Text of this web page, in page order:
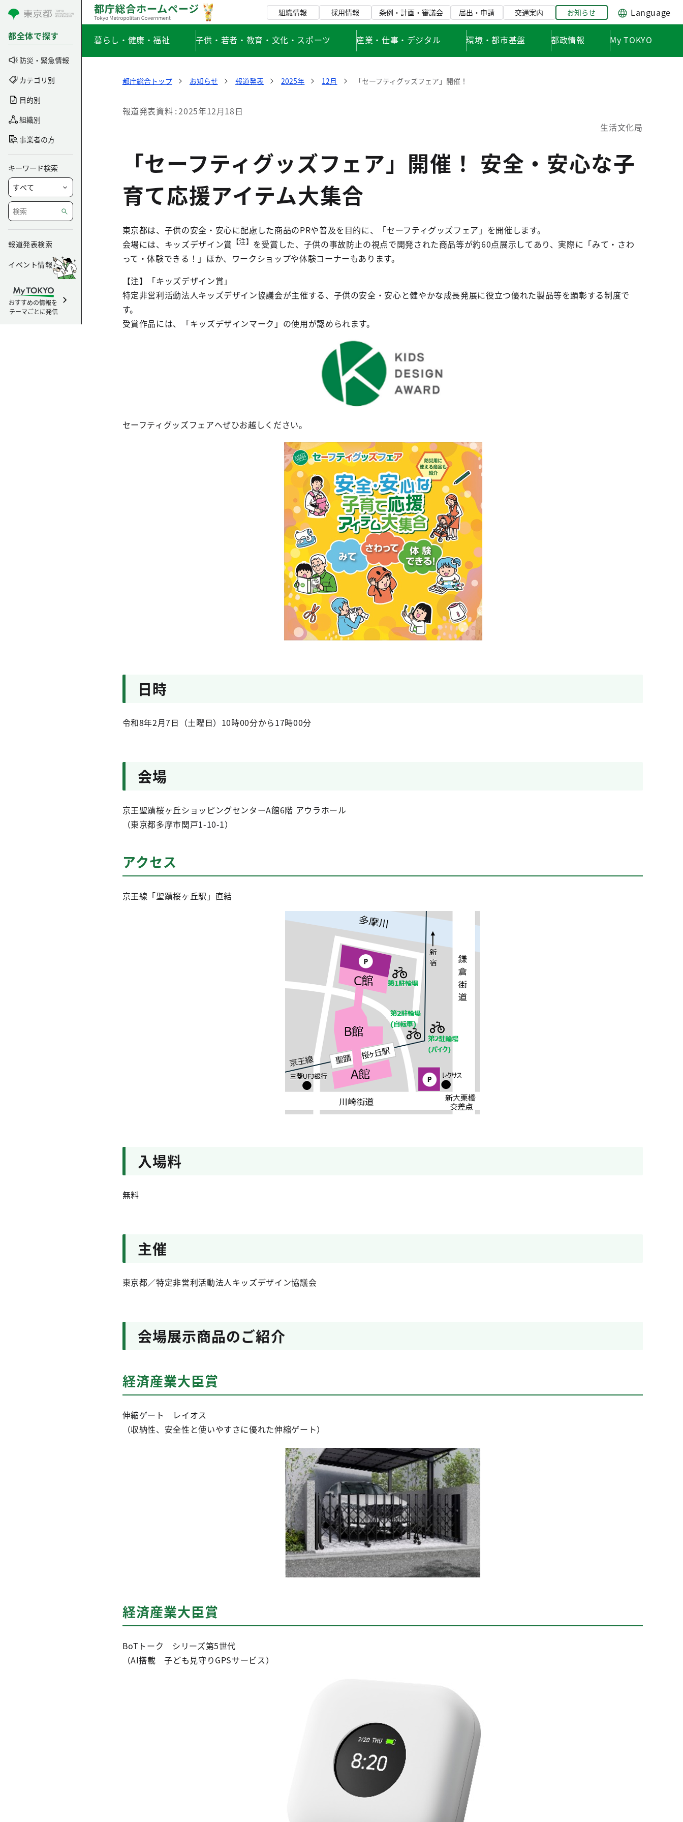
コンテンツにスキップ
都全体で探す
防災・緊急情報
カテゴリ別
目的別
組織別
事業者の方
キーワード検索
報道発表検索
イベント情報
おすすめの情報を
テーマごとに発信
組織情報 採用情報 条例・計画・審議会 届出・申請 交通案内 お知らせ Language
暮らし・健康・福祉 子供・若者・教育・文化・スポーツ 産業・仕事・デジタル 環境・都市基盤 都政情報 My TOKYO
都庁総合トップ お知らせ 報道発表 2025年 12月 「セーフティグッズフェア」開催！
報道発表資料 2025年12月18日
生活文化局
「セーフティグッズフェア」開催！ 安全・安心な子
育て応援アイテム大集合
東京都は、子供の安全・安心に配慮した商品のPRや普及を目的に、「セーフティグッズフェア」を開催します。
会場には、キッズデザイン賞 【注】 を受賞した、子供の事故防止の視点で開発された商品等が約60点展示してあり、実際に「みて・さわ
って・体験できる！」ほか、ワークショップや体験コーナーもあります。
【注】「キッズデザイン賞」
特定非営利活動法人キッズデザイン協議会が主催する、子供の安全・安心と健やかな成長発展に役立つ優れた製品等を顕彰する制度で
す。
受賞作品には、「キッズデザインマーク」の使用が認められます。
セーフティグッズフェアへぜひお越しください。
日時
令和8年2月7日（土曜日）10時00分から17時00分
会場
京王聖蹟桜ヶ丘ショッピングセンターA館6階 アウラホール
（東京都多摩市関戸1-10-1）
アクセス
京王線「聖蹟桜ヶ丘駅」直結
入場料
無料
主催
東京都／特定非営利活動法人キッズデザイン協議会
会場展示商品のご紹介
経済産業大臣賞
伸縮ゲート レイオス
（収納性、安全性と使いやすさに優れた伸縮ゲート）
経済産業大臣賞
BoTトーク シリーズ第5世代
（AI搭載 子ども見守りGPSサービス）